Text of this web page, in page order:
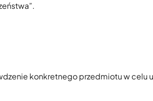
konkretnego przedmiotu w celu